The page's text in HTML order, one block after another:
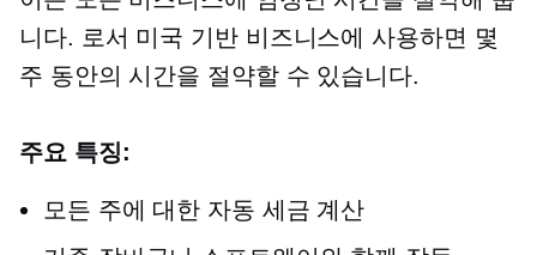
니다. 로서 미국 기반비즈니스에 사용하면 몇
주 동안의 시간을 절약할 수 있습니다.
주요 특징:
모든 주에 대한 자동 세금 계산